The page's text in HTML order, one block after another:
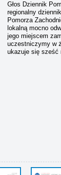
Głos Dziennik
regionalny
Pomorza
lokalną mocno
jego miejscem
uczestniczymy w
ukazuje się sześć